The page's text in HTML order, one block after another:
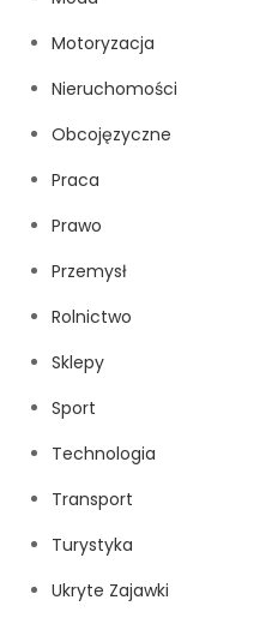
Motoryzacja
Nieruchomości
Obcojęzyczne
Praca
Prawo
Przemysł
Rolnictwo
Sklepy
Sport
Technologia
Transport
Turystyka
Ukryte Zajawki